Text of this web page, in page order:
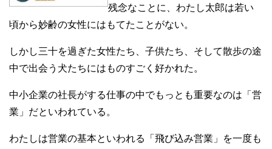
残念なことに、わたし太郎は若い
頃から妙齢の女性にはもてたことがない。
しかし三十を過ぎた女性たち、子供たち、そして散歩の途
中で出会う犬たちにはものすごく好かれた。
中小企業の社長がする仕事の中でもっとも重要なのは「営
業」だといわれている。
わたしは営業の基本といわれる「飛び込み営業」を一度も